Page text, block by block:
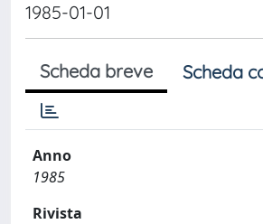
1985-01-01
Scheda breve Scheda
Anno
1985
Rivista